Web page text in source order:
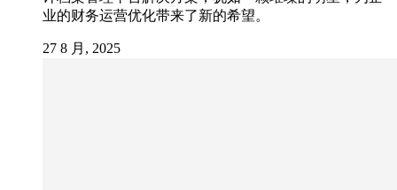
业的财务运营优化带来了新的希望。
27 8 月, 2025